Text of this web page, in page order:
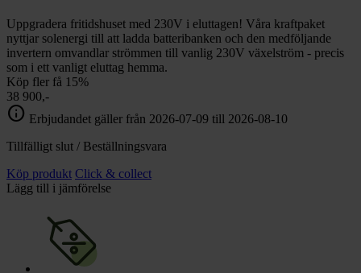
Uppgradera fritidshuset med 230V i eluttagen! Våra kraftpaket
nyttjar solenergi till att ladda batteribanken och den medföljande
invertern omvandlar strömmen till vanlig 230V växelström - precis
som i ett vanligt eluttag hemma.
Köp fler få 15%
38 900,-
info Erbjudandet gäller från 2026-07-09 till 2026-08-10
Tillfälligt slut / Beställningsvara
Köp produkt Click & collect
Lägg till i jämförelse